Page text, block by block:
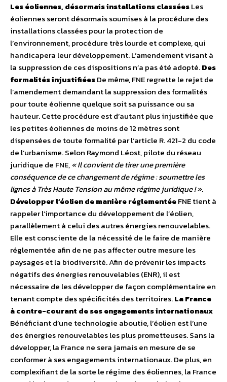
Les éoliennes, désormais installations classéesLes
éoliennes seront désormais soumises à la procédure des
installations classées pour la protection de
l’environnement, procédure très lourde et complexe, qui
handicapera leur développement. L’amendement visant à
la suppression de ces dispositions n’a pas été adopté.Des
formalités injustifiéesDe même, FNE regrette le rejet de
l’amendement demandant la suppression des formalités
pour toute éolienne quelque soit sa puissance ou sa
hauteur. Cette procédure est d’autant plus injustifiée que
les petites éoliennes de moins de 12 mètres sont
dispensées de toute formalité par l’article R. 421-2 du code
de l’urbanisme. Selon Raymond Léost, pilote du réseau
juridique de FNE,« Il convient de tirer une première
conséquence de ce changement de régime : soumettre les
lignes à Très Haute Tension au même régime juridique ! ».
Développer l’éolien de manière réglementéeFNE tient à
rappeler l’importance du développement de l’éolien,
parallèlement à celui des autres énergies renouvelables.
Elle est consciente de la nécessité de le faire de manière
réglementée afin de ne pas affecter outre mesure les
paysages et la biodiversité. Afin de prévenir les impacts
négatifs des énergies renouvelables (ENR), il est
nécessaire de les développer de façon complémentaire en
tenant compte des spécificités des territoires.La France
à contre-courant de ses engagements internationaux
Bénéficiant d’une technologie aboutie, l’éolien est l’une
des énergies renouvelables les plus prometteuses. Sans la
développer, la France ne sera jamais en mesure de se
conformer à ses engagements internationaux. De plus, en
complexifiant de la sorte le régime des éoliennes, la France